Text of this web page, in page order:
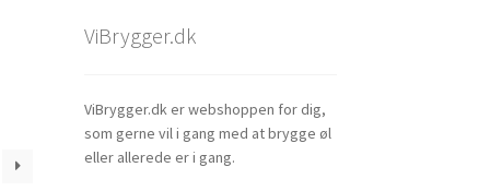
ViBrygger.dk
ViBrygger.dk er webshoppen for dig,
som gerne vil i gang med at brygge øl
eller allerede er i gang.